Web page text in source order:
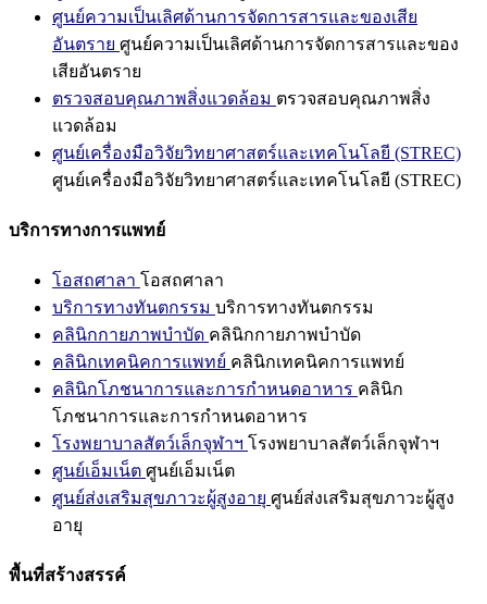
ศูนย์ความเป็นเลิศด้านการจัดการสารและของเสีย
อันตราย ศูนย์ความเป็นเลิศด้านการจัดการสารและของ
เสียอันตราย
ตรวจสอบคุณภาพสิ่งแวดล้อม ตรวจสอบคุณภาพสิ่ง
แวดล้อม
ศูนย์เครื่องมือวิจัยวิทยาศาสตร์และเทคโนโลยี (STREC)
ศูนย์เครื่องมือวิจัยวิทยาศาสตร์และเทคโนโลยี (STREC)
บริการทางการแพทย์
โอสถศาลา โอสถศาลา
บริการทางทันตกรรม บริการทางทันตกรรม
คลินิกกายภาพบำบัด คลินิกกายภาพบำบัด
คลินิกเทคนิคการแพทย์ คลินิกเทคนิคการแพทย์
คลินิกโภชนาการและการกำหนดอาหาร คลินิก
โภชนาการและการกำหนดอาหาร
โรงพยาบาลสัตว์เล็กจุฬาฯ โรงพยาบาลสัตว์เล็กจุฬาฯ
ศูนย์เอ็มเน็ต ศูนย์เอ็มเน็ต
ศูนย์ส่งเสริมสุขภาวะผู้สูงอายุ ศูนย์ส่งเสริมสุขภาวะผู้สูง
อายุ
พื้นที่สร้างสรรค์